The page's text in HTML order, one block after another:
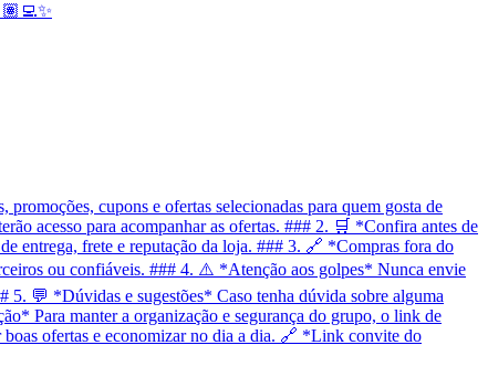
cupons e ofertas selecionadas para quem gosta de
acesso para acompanhar as ofertas. ### 2. 🛒 *Confira antes de
entrega, frete e reputação da loja. ### 3. 🔗 *Compras fora do
ou confiáveis. ### 4. ⚠️ *Atenção aos golpes* Nunca envie
5. 💬 *Dúvidas e sugestões* Caso tenha dúvida sobre alguma
Para manter a organização e segurança do grupo, o link de
ofertas e economizar no dia a dia. 🔗 *Link convite do